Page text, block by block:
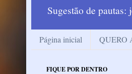
Sugestão de
Página inicial QUERO
FIQUE POR DENTRO